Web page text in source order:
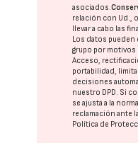
asociados.
relación con Ud.,
llevar a cabo las
Los datos pueden
grupo por motivos
Acceso,
portabilidad,
decisiones
nuestro DPD. Si
se ajusta a la
reclamación ante
Política de